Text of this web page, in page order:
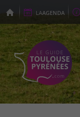
LAAGENDA